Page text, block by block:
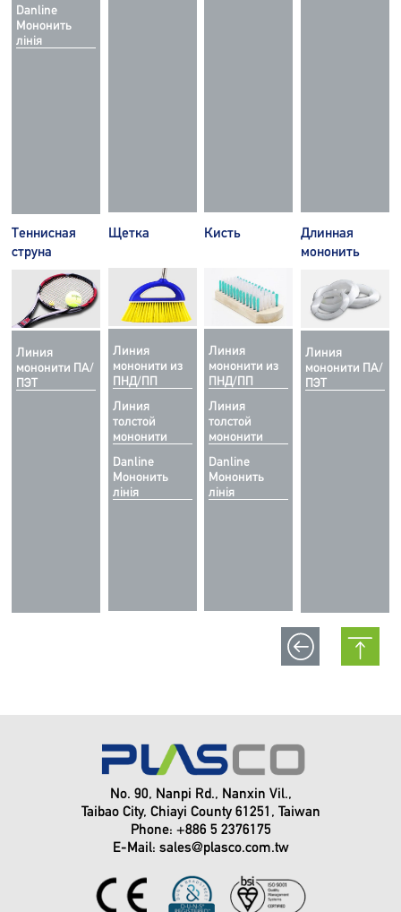
Danline
Мононить
лінія
Теннисная
струна
Линия
мононити ПА/
ПЭТ
Щетка
Линия
мононити из
ПНД/ПП
Линия
толстой
мононити
Danline
Мононить
лінія
Кисть
Линия
мононити из
ПНД/ПП
Линия
толстой
мононити
Danline
Мононить
лінія
Длинная
мононить
Линия
мононити ПА/
ПЭТ
No. 90, Nanpi Rd., Nanxin Vil.,
Taibao City, Chiayi County 61251, Taiwan
Phone: +886 5 2376175
E-Mail: sales@plasco.com.tw